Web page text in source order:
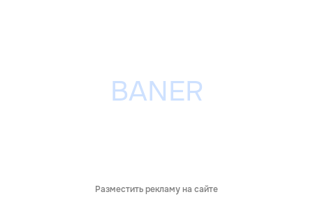
Разместить рекламу на сайте